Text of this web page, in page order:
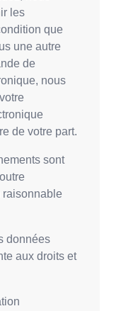
les
que
une autre
de
nous
de votre part.
sont
raisonnable
données
aux droits et